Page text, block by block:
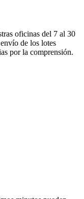
oficinas del 7 al 30
de los lotes
por la comprensión.